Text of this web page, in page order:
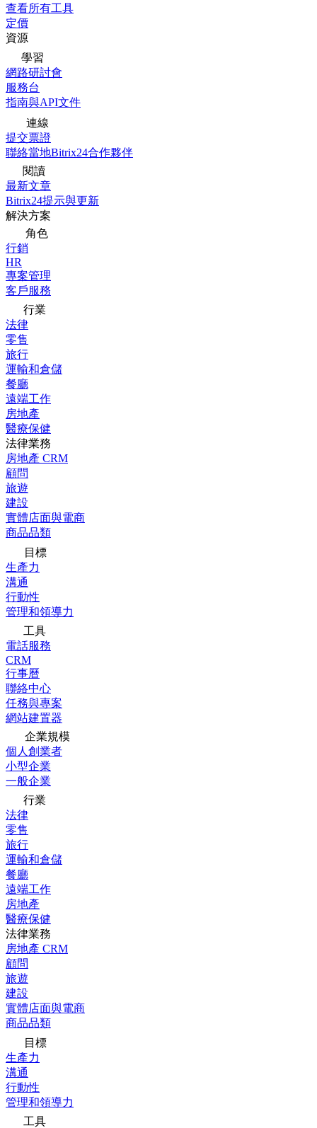
查看所有工具
定價
資源
學習
網路研討會
服務台
指南與API文件
連線
提交票證
聯絡當地Bitrix24合作夥伴
閱讀
最新文章
Bitrix24提示與更新
解決方案
角色
行銷
HR
專案管理
客戶服務
行業
法律
零售
旅行
運輸和倉儲
餐廳
遠端工作
房地產
醫療保健
法律業務
房地產 CRM
顧問
旅遊
建設
實體店面與電商
商品品類
目標
生產力
溝通
行動性
管理和領導力
工具
電話服務
CRM
行事曆
聯絡中心
任務與專案
網站建置器
企業規模
個人創業者
小型企業
一般企業
行業
法律
零售
旅行
運輸和倉儲
餐廳
遠端工作
房地產
醫療保健
法律業務
房地產 CRM
顧問
旅遊
建設
實體店面與電商
商品品類
目標
生產力
溝通
行動性
管理和領導力
工具